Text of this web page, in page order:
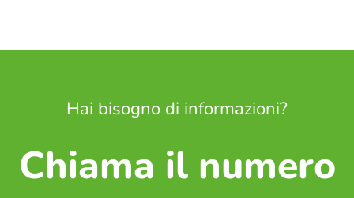
Comunicati stampa
APP IoAmoPavia
Raccolta differenziata
Porta a Porta – Pavia
Hai bisogno di informazioni?
Chiama il numero